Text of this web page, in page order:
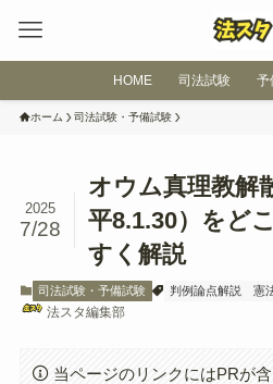
HOME 司法試験 予
ホーム 司法試験・予備試験
オウム真理教解
平8.1.30）をど
すく解説
2025
7/28
司法試験・予備試験 判例論点解説 憲
法スタ編集部
当ページのリンクにはPRが含